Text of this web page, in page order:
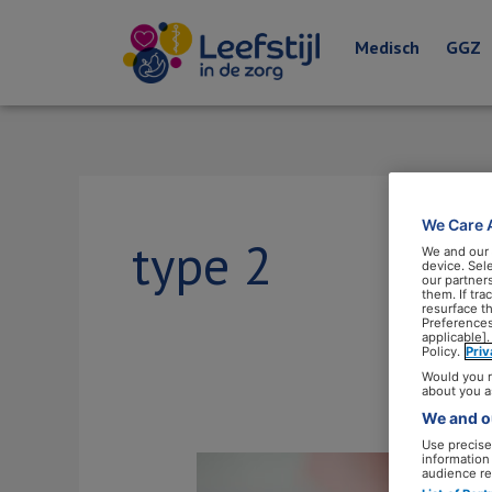
Medisch GGZ
type 2
We Care
We and our
device.
our
them. If
resurface
Policy.
Would you
about you
We and
Use
information
audience